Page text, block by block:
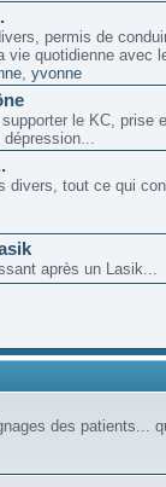
permis de
vie quotidienne avec
, yvonne
le KC, prise
divers, tout ce qui
après un Lasik...
des patients...